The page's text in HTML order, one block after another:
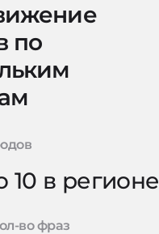
по
10 в регионе
во фраз